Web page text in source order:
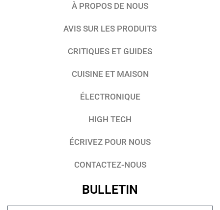
À PROPOS DE NOUS
AVIS SUR LES PRODUITS
CRITIQUES ET GUIDES
CUISINE ET MAISON
ÉLECTRONIQUE
HIGH TECH
ÉCRIVEZ POUR NOUS
CONTACTEZ-NOUS
BULLETIN